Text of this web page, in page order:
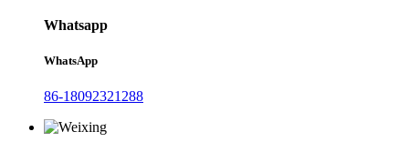
Whatsapp
WhatsApp
86-18092321288